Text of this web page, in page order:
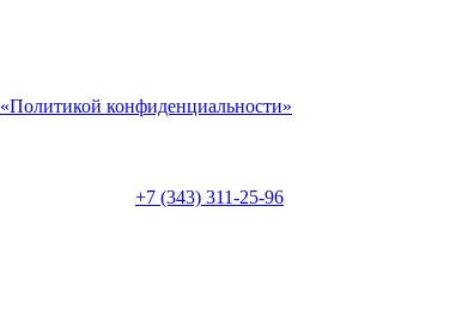
«Политикой конфиденциальности»
+7 (343) 311-25-96